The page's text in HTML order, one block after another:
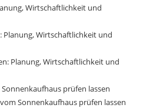
Wirtschaftlichkeit und
Wirtschaftlichkeit und
Planung, Wirtschaftlichkeit und
prüfen lassen
Sonnenkaufhaus prüfen lassen